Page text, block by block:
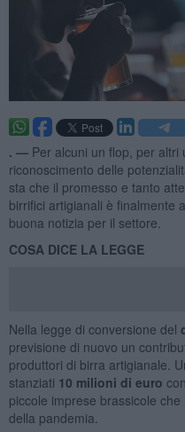
. — Per alcuni un flop, per altri
riconoscimento delle
sta che il promesso e tanto
birrifici artigianali è finalmente
buona notizia per il settore.
COSA DICE LA LEGGE
Nella legge di conversione del
previsione di nuovo un
produttori di birra artigianale.
stanziati 10 milioni di euro
piccole imprese brassicole
della pandemia.